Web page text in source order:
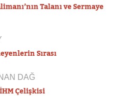
Talanı ve Sermaye
Sırası
DAĞ
Çelişkisi